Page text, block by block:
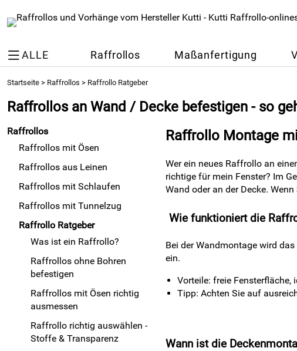
ALLE Raffrollos Maßanfertigung
Startseite > Raffrollos > Raffrollo Ratgeber
Raffrollos an Wand / Decke befestigen - so
Raffrollos
Raffrollos mit Ösen
Raffrollos aus Leinen
Raffrollos mit Schlaufen
Raffrollos mit Tunnelzug
Raffrollo Ratgeber
Was ist ein Raffrollo?
Raffrollos ohne Bohren
befestigen
Raffrollos mit Ösen richtig
ausmessen
Raffrollo richtig auswählen -
Stoffe & Transparenz
Raffrollo Montage
Wer ein neues Raffrollo an
richtige für mein Fenster? Im
Wand oder an der Decke.
Wie funktioniert die
Bei der Wandmontage wird
ein.
Vorteile: freie Fensterfläche,
Tipp: Achten Sie auf
Wann ist die